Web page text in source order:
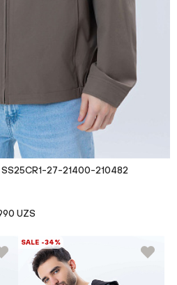
27-21400-210482
UZS
SALE -34%